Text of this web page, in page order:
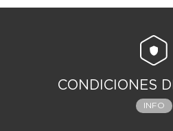
CONDICIONES
INFO